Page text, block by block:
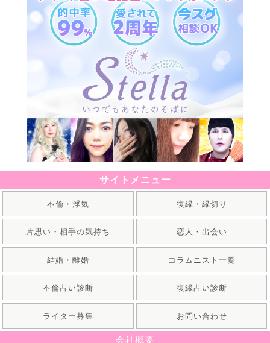
サイトメニュー
不倫・浮気 復縁・縁切り
片思い・相手の気持ち 恋人・出会い
結婚・離婚 コラムニスト一覧
不倫占い診断 復縁占い診断
ライター募集 お問い合わせ
会社概要